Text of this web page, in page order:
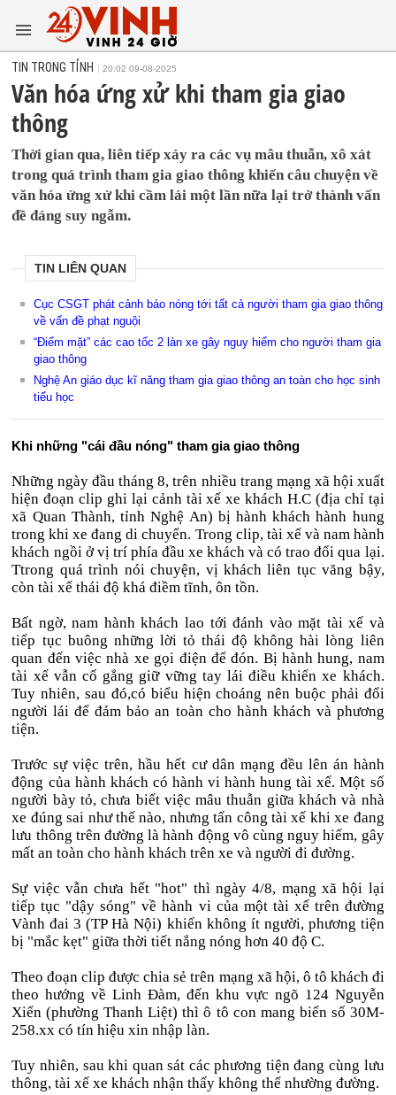
TIN TRONG TỈNH 20:02 09-08-2025
Văn hóa ứng xử khi tham gia giao
thông
Thời gian qua, liên tiếp xảy ra các vụ mâu thuẫn, xô xát
trong quá trình tham gia giao thông khiến câu chuyện về
văn hóa ứng xử khi cầm lái một lần nữa lại trở thành vấn
đề đáng suy ngẫm.
TIN LIÊN QUAN
Cục CSGT phát cảnh báo nóng tới tất cả người tham gia giao thông
về vấn đề phạt nguội
“Điểm mặt” các cao tốc 2 làn xe gây nguy hiểm cho người tham gia
giao thông
Nghệ An giáo dục kĩ năng tham gia giao thông an toàn cho học sinh
tiểu học
Khi những "cái đầu nóng" tham gia giao thông
Những ngày đầu tháng 8, trên nhiều trang mạng xã hội xuất
hiện đoạn clip ghi lại cảnh tài xế xe khách H.C (địa chỉ tại
xã Quan Thành, tỉnh Nghệ An) bị hành khách hành hung
trong khi xe đang di chuyển. Trong clip, tài xế và nam hành
khách ngồi ở vị trí phía đầu xe khách và có trao đổi qua lại.
Ttrong quá trình nói chuyện, vị khách liên tục văng bậy,
còn tài xế thái độ khá điềm tĩnh, ôn tồn.
Bất ngờ, nam hành khách lao tới đánh vào mặt tài xế và
tiếp tục buông những lời tỏ thái độ không hài lòng liên
quan đến việc nhà xe gọi điện để đón. Bị hành hung, nam
tài xế vẫn cố gắng giữ vững tay lái điều khiển xe khách.
Tuy nhiên, sau đó,có biểu hiện choáng nên buộc phải đổi
người lái để đảm bảo an toàn cho hành khách và phương
tiện.
Trước sự việc trên, hầu hết cư dân mạng đều lên án hành
động của hành khách có hành vi hành hung tài xế. Một số
người bày tỏ, chưa biết việc mâu thuẫn giữa khách và nhà
xe đúng sai như thế nào, nhưng tấn công tài xế khi xe đang
lưu thông trên đường là hành động vô cùng nguy hiểm, gây
mất an toàn cho hành khách trên xe và người đi đường.
Sự việc vẫn chưa hết "hot" thì ngày 4/8, mạng xã hội lại
tiếp tục "dậy sóng" về hành vi của một tài xế trên đường
Vành đai 3 (TP Hà Nội) khiến không ít người, phương tiện
bị "mắc kẹt" giữa thời tiết nắng nóng hơn 40 độ C.
Theo đoạn clip được chia sẻ trên mạng xã hội, ô tô khách đi
theo hướng về Linh Đàm, đến khu vực ngõ 124 Nguyễn
Xiển (phường Thanh Liệt) thì ô tô con mang biển số 30M-
258.xx có tín hiệu xin nhập làn.
Tuy nhiên, sau khi quan sát các phương tiện đang cùng lưu
thông, tài xế xe khách nhận thấy không thể nhường đường.